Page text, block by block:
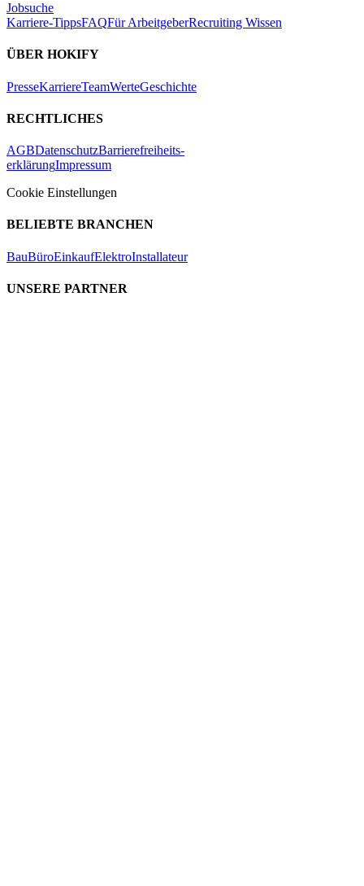
Jobsuche
Karriere-TippsFAQFür ArbeitgeberRecruiting Wissen
ÜBER HOKIFY
PresseKarriereTeamWerteGeschichte
RECHTLICHES
AGBDatenschutzBarrierefreiheits-
erklärungImpressum
Cookie Einstellungen
BELIEBTE BRANCHEN
BauBüroEinkaufElektroInstallateur
UNSERE PARTNER